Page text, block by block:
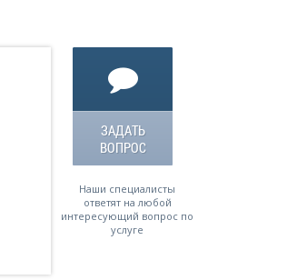
ЗАДАТЬ
ВОПРОС
Наши специалисты
ответят на любой
интересующий вопрос по
услуге